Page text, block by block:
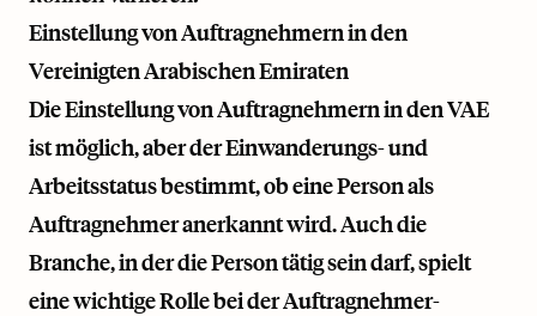
Einstellung von Auftragnehmern in den
Vereinigten Arabischen Emiraten
Die Einstellung von Auftragnehmern in den VAE
ist möglich, aber der Einwanderungs- und
Arbeitsstatus bestimmt, ob eine Person als
Auftragnehmer anerkannt wird. Auch die
Branche, in der die Person tätig sein darf, spielt
eine wichtige Rolle bei der Auftragnehmer-